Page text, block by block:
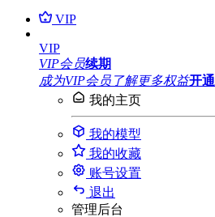
VIP
VIP
VIP会员续期
成为VIP会员 了解更多权益开通
我的主页
我的模型
我的收藏
账号设置
退出
管理后台